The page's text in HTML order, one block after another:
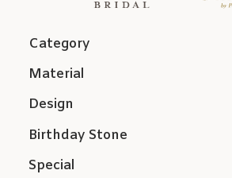
Category
Material
Design
Birthday Stone
Special